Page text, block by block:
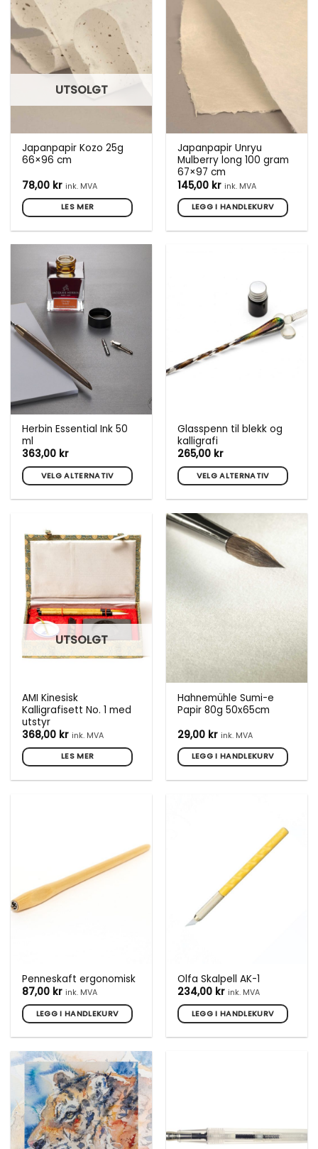
UTSOLGT
Japanpapir Kozo 25g
66×96 cm
78,00 kr ink. MVA
LES MER
Japanpapir Unryu
Mulberry long 100 gram
67×97 cm
145,00 kr ink. MVA
LEGG I HANDLEKURV
Herbin Essential Ink 50
ml
363,00 kr
VELG ALTERNATIV
flere
varianter.
Alternativene
kan
velges
på
produktsiden
Glasspenn til blekk og
kalligrafi
265,00 kr
VELG ALTERNATIV
har
flere
varianter.
velges
UTSOLGT
AMI Kinesisk
Kalligrafisett No. 1 med
utstyr
368,00 kr ink. MVA
LES MER
Hahnemühle Sumi-e
Papir 80g 50x65cm
29,00 kr ink. MVA
LEGG I HANDLEKURV
Penneskaft ergonomisk
87,00 kr ink. MVA
LEGG I HANDLEKURV
Olfa Skalpell AK-1
234,00 kr ink. MVA
LEGG I HANDLEKURV